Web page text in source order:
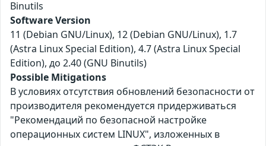
Binutils
Software Version
11 (Debian GNU/Linux), 12 (Debian GNU/Linux), 1.7
(Astra Linux Special Edition), 4.7 (Astra Linux Special
Edition), до 2.40 (GNU Binutils)
Possible Mitigations
В условиях отсутствия обновлений безопасности от
производителя рекомендуется придерживаться
"Рекомендаций по безопасной настройке
операционных систем LINUX", изложенных в